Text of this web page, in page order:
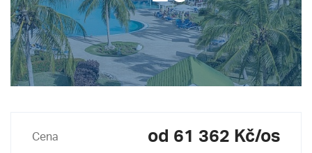
Cena od 61 362 Kč/os